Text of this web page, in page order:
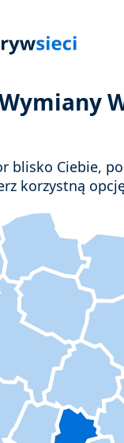
blisko Ciebie,
korzystną